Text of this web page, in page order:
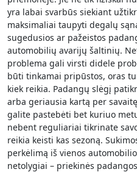
yra labai svarbūs siekiant
maksimaliai taupyti degalų
sugedusios ar pažeistos
automobilių avarijų šaltinių.
problema gali virsti didele
būti tinkamai pripūstos, oras
kiek reikia. Padangų slėgį
arba geriausia kartą per
galite pastebėti bet kuriuo
nebent reguliariai tikrinate
reikia keisti kas sezoną.
perkėlimą iš vienos
netolygiai – priekinės